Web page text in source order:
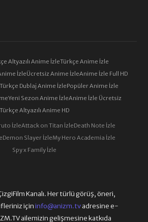
Kanalı. Her türlü görüş, öneri,
içininfo@anizm.tvadresine e-
ailemizin gelişmesine katkıda
Altyazılı Anime İzleTürkçe Anime İzle
İzleÜcretsiz Anime İzleAnime İzle Full HD
Türkçe Dublaj Anime İzlePopüler Anime İzle
Yeni Sezon Anime İzleAnime İzle Ücretsiz
Türkçe Altyazılı Anime HD
İzleAttack on Titan İzleDeath Note İzle
Demon Slayer İzleMy Hero Academia İzle
Spy x Family İzle